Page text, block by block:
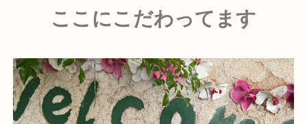
ここにこだわってます